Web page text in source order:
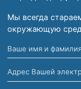
Мы всегда
окружающую
Ваше
имя
и
фамилия
Адрес
Вашей